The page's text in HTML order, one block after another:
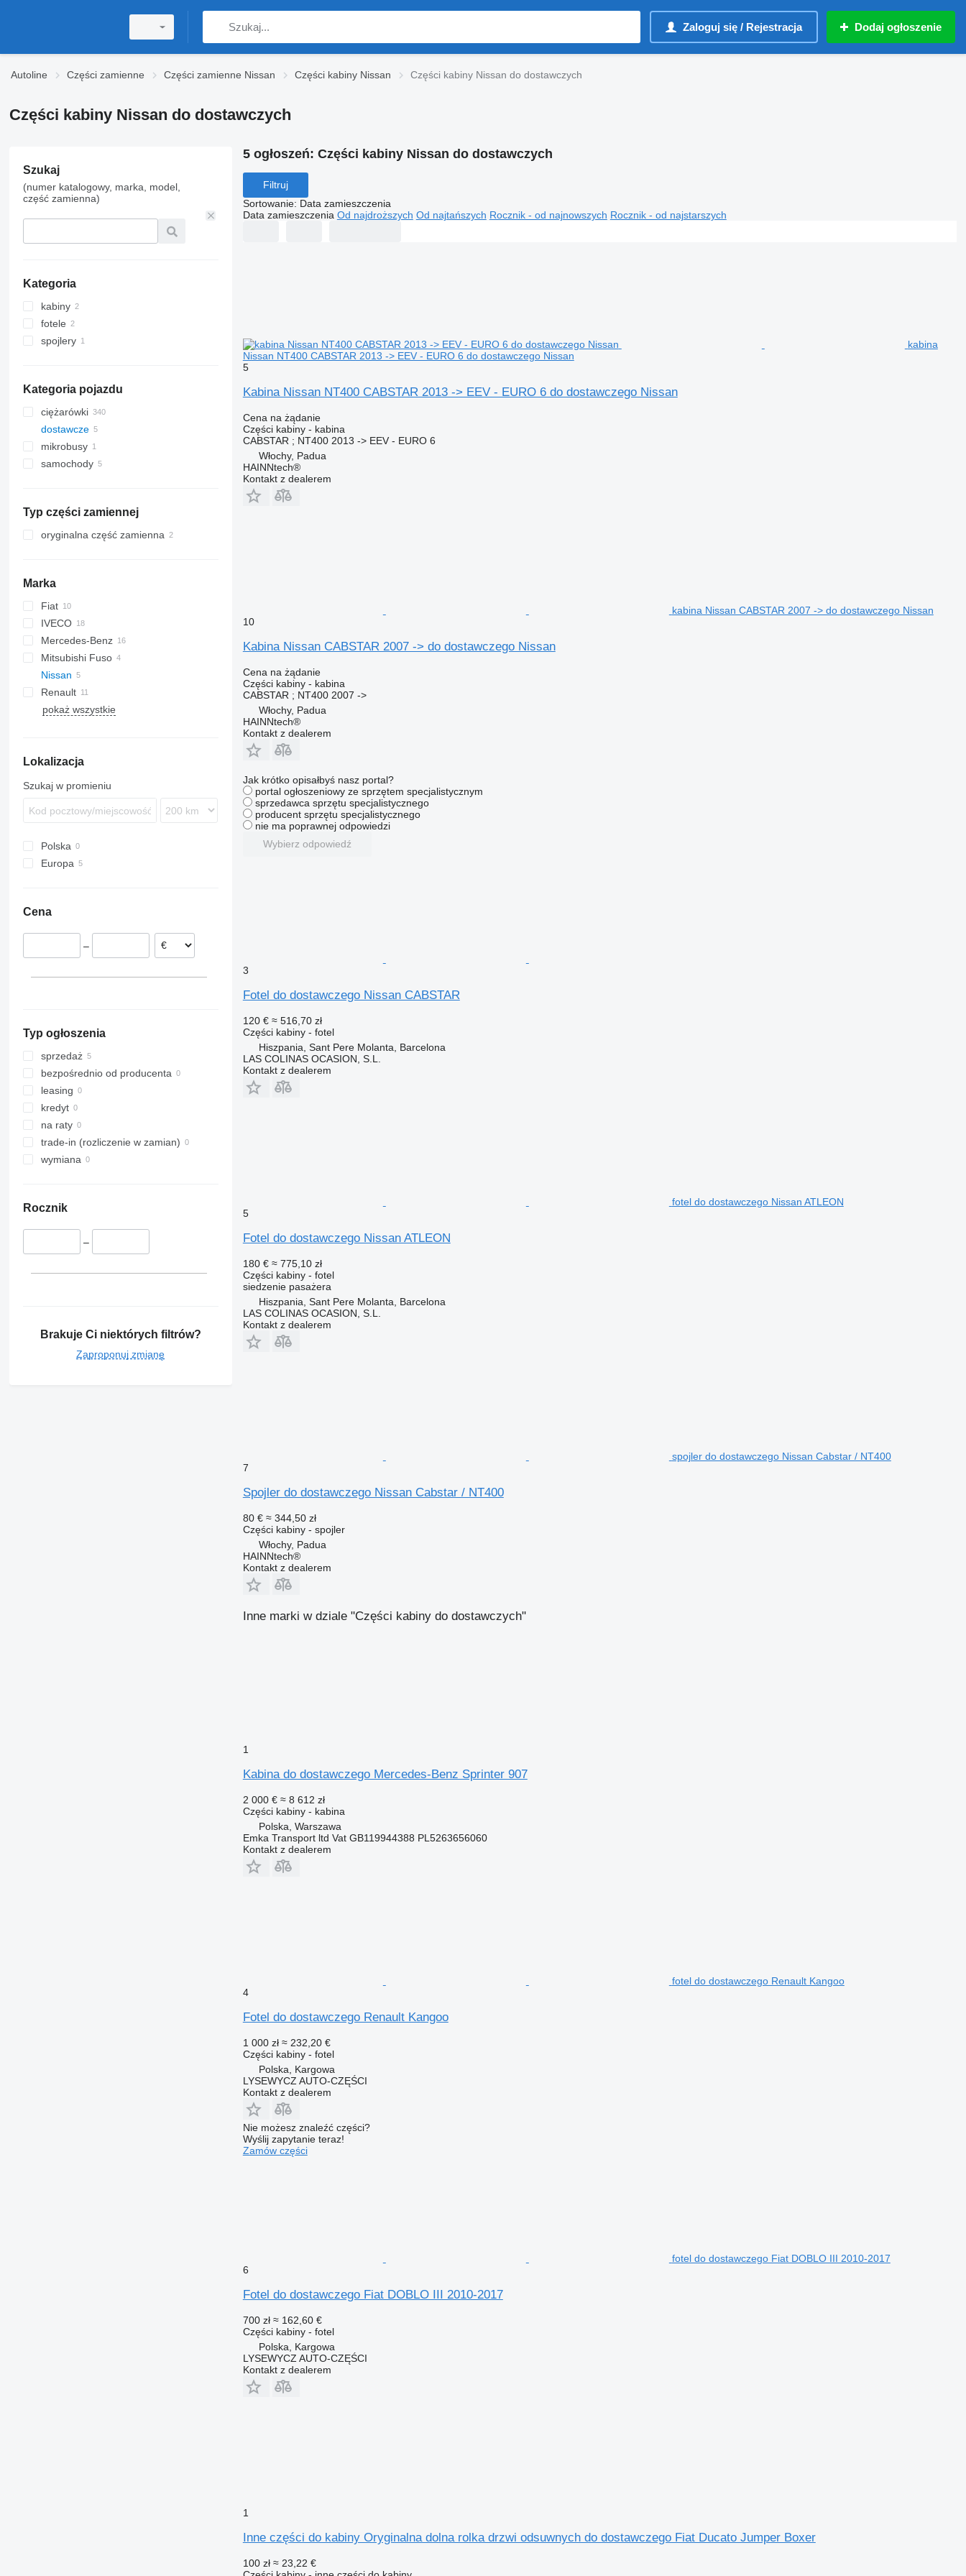
Zaloguj się / Rejestracja Dodaj ogłoszenie
Autoline Części zamienne Części zamienne Nissan Części kabiny Nissan Części kabiny Nissan do dostawczych
Części kabiny Nissan do dostawczych
Szukaj
(numer katalogowy, marka, model,
część zamienna)
Kategoria
kabiny
fotele
spojlery
Kategoria pojazdu
ciężarówki
dostawcze
mikrobusy
samochody
Typ części zamiennej
oryginalna część zamienna
Marka
Fiat
Doblo
Ducato
Transit
ZX
IVECO
Daily
A-series
Mercedes-Benz
Actros
Arocs
Sprinter
Vito
Mitsubishi Fuso
Canter
Canter
Nissan
Atleon
Cabstar
Porter
Renault
Kangoo
Crafter
pokaż wszystkie
Lokalizacja
Szukaj w promieniu
Polska
Europa
Cena
–
Typ ogłoszenia
sprzedaż
bezpośrednio od producenta
leasing
kredyt
na raty
trade-in (rozliczenie w zamian)
wymiana
Rocznik
–
Brakuje Ci niektórych filtrów?
Zaproponuj zmianę
5 ogłoszeń: Części kabiny Nissan do dostawczych
Filtruj
Sortowanie: Data zamieszczenia
Data zamieszczenia Od najdroższych Od najtańszych Rocznik - od najnowszych Rocznik - od najstarszych
kabina
Nissan NT400 CABSTAR 2013 -> EEV - EURO 6 do dostawczego Nissan
5
Kabina Nissan NT400 CABSTAR 2013 -> EEV - EURO 6 do dostawczego Nissan
Cena na żądanie
Części kabiny - kabina
CABSTAR ; NT400 2013 -> EEV - EURO 6
Włochy, Padua
HAINNtech®
Kontakt z dealerem
kabina Nissan CABSTAR 2007 -> do dostawczego Nissan
10
Kabina Nissan CABSTAR 2007 -> do dostawczego Nissan
Cena na żądanie
Części kabiny - kabina
CABSTAR ; NT400 2007 ->
Włochy, Padua
HAINNtech®
Kontakt z dealerem
Jak krótko opisałbyś nasz portal?
portal ogłoszeniowy ze sprzętem specjalistycznym
sprzedawca sprzętu specjalistycznego
producent sprzętu specjalistycznego
nie ma poprawnej odpowiedzi
Wybierz odpowiedź
3
Fotel do dostawczego Nissan CABSTAR
120 € ≈ 516,70 zł
Części kabiny - fotel
Hiszpania, Sant Pere Molanta, Barcelona
LAS COLINAS OCASION, S.L.
Kontakt z dealerem
fotel do dostawczego Nissan ATLEON
5
Fotel do dostawczego Nissan ATLEON
180 € ≈ 775,10 zł
Części kabiny - fotel
siedzenie pasażera
Hiszpania, Sant Pere Molanta, Barcelona
LAS COLINAS OCASION, S.L.
Kontakt z dealerem
spojler do dostawczego Nissan Cabstar / NT400
7
Spojler do dostawczego Nissan Cabstar / NT400
80 € ≈ 344,50 zł
Części kabiny - spojler
Włochy, Padua
HAINNtech®
Kontakt z dealerem
Inne marki w dziale "Części kabiny do dostawczych"
1
Kabina do dostawczego Mercedes-Benz Sprinter 907
2 000 € ≈ 8 612 zł
Części kabiny - kabina
Polska, Warszawa
Emka Transport ltd Vat GB119944388 PL5263656060
Kontakt z dealerem
fotel do dostawczego Renault Kangoo
4
Fotel do dostawczego Renault Kangoo
1 000 zł ≈ 232,20 €
Części kabiny - fotel
Polska, Kargowa
LYSEWYCZ AUTO-CZĘŚCI
Kontakt z dealerem
Nie możesz znaleźć części?
Wyślij zapytanie teraz!
Zamów części
fotel do dostawczego Fiat DOBLO III 2010-2017
6
Fotel do dostawczego Fiat DOBLO III 2010-2017
700 zł ≈ 162,60 €
Części kabiny - fotel
Polska, Kargowa
LYSEWYCZ AUTO-CZĘŚCI
Kontakt z dealerem
1
Inne części do kabiny Oryginalna dolna rolka drzwi odsuwnych do dostawczego Fiat Ducato Jumper Boxer
100 zł ≈ 23,22 €